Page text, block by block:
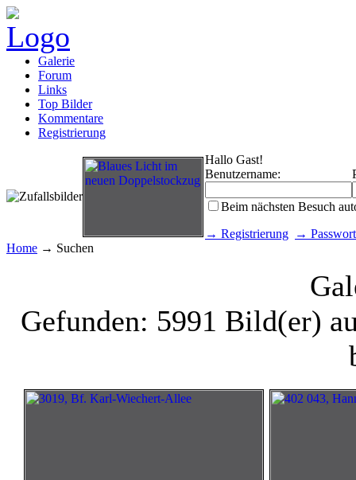
Galerie
Forum
Links
Top Bilder
Kommentare
Registrierung
Hallo Gast!
Benutzername:
Beim nächsten Besuch
→ Registrierung
→
Home → Suchen
Gefunden: 5991 Bild(er)